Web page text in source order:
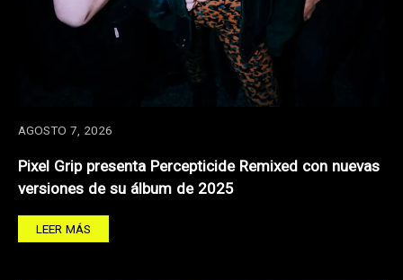
AGOSTO 7, 2026
Pixel Grip presenta Percepticide Remixed con nuevas
versiones de su álbum de 2025
LEER MÁS